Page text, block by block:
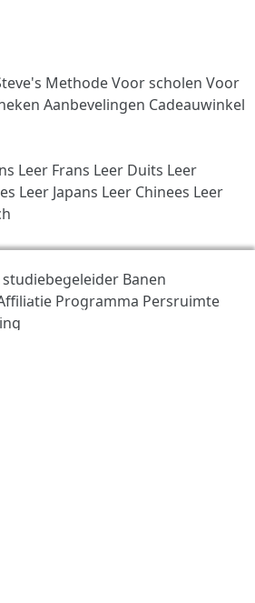
gaat u akkoord met onze
cookiebeleid.
MethodeVoor scholen Voor
Aanbevelingen Cadeauwinkel
Leer Frans Leer Duits Leer
Leer Japans Leer Chinees Leer
Banen
Programma Persruimte